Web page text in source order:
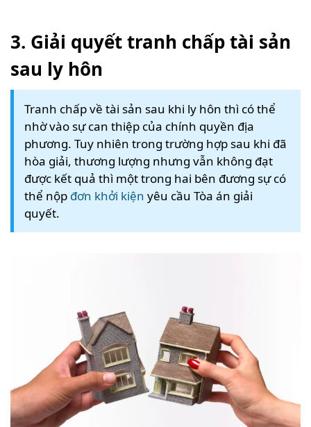
3. Giải quyết tranh chấp tài sản
sau ly hôn
Tranh chấp về tài sản sau khi ly hôn thì có thể
nhờ vào sự can thiệp của chính quyền địa
phương. Tuy nhiên trong trường hợp sau khi đã
hòa giải, thương lượng nhưng vẫn không đạt
được kết quả thì một trong hai bên đương sự có
thể nộp đơn khởi kiện yêu cầu Tòa án giải
quyết.